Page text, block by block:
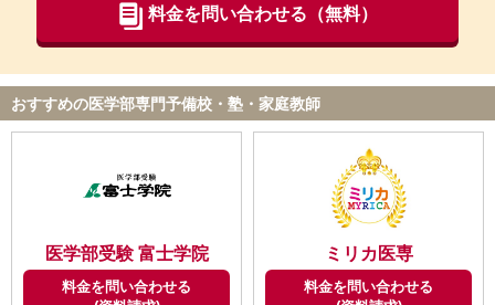
料金を問い合わせる（無料）
おすすめの医学部専門予備校・塾・家庭教師
医学部受験 富士学院
料金を問い合わせる
ミリカ医専
料金を問い合わせる